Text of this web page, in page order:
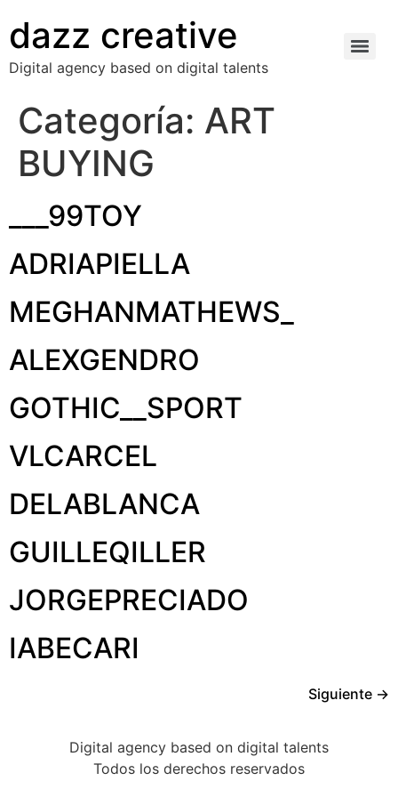
dazz creative
Digital agency based on digital talents
Categoría: ART
BUYING
___99TOY
ADRIAPIELLA
MEGHANMATHEWS_
ALEXGENDRO
GOTHIC__SPORT
VLCARCEL
DELABLANCA
GUILLEQILLER
JORGEPRECIADO
IABECARI
Siguiente →
Digital agency based on digital talents
Todos los derechos reservados